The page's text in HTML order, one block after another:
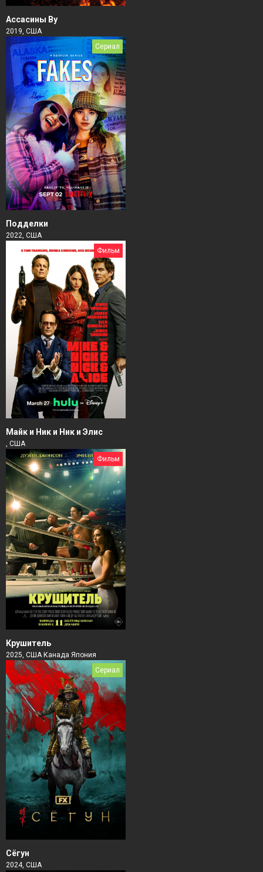
Ассасины Ву
2019, США
Сериал
Подделки
2022, США
Фильм
Майк и Ник и Ник и Элис
, США
Фильм
Крушитель
2025, США Канада Япония
Сериал
Сёгун
2024, США